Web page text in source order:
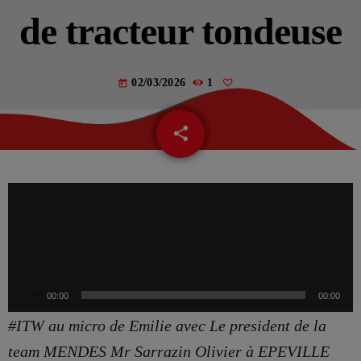
VOTRE PUB SUR VIV’FM !
Actualités – Beautor (02)
Actualités – Chauny (02)
Actualités – Tergnier (02)
La Fère (02)
de tracteur tondeuse
today 02/03/2026 1
share
email
u
00:00 00:00
#ITW au micro de Emilie avec Le president de la
team MENDES Mr Sarrazin Olivier à EPEVILLE